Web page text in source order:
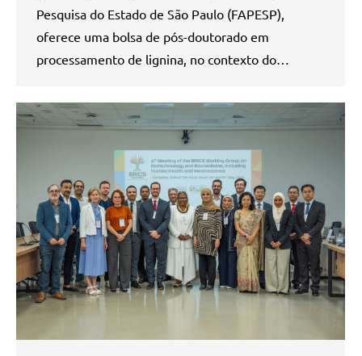
Pesquisa do Estado de São Paulo (FAPESP),
oferece uma bolsa de pós-doutorado em
processamento de lignina, no contexto do…